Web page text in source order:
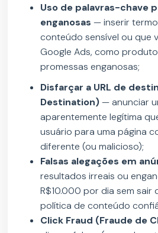
Uso de palavras-chave
enganosas— inserir
conteúdo sensível ou que
Google Ads, como
promessas enganosas;
Disfarçar a URL de
Destination)— anunciar
aparentemente legítima
usuário para uma página
diferente (ou malicioso);
Falsas alegações em
resultados irreais ou
R$10.000 por dia sem sair
política de conteúdo
Click Fraud (Fraude de